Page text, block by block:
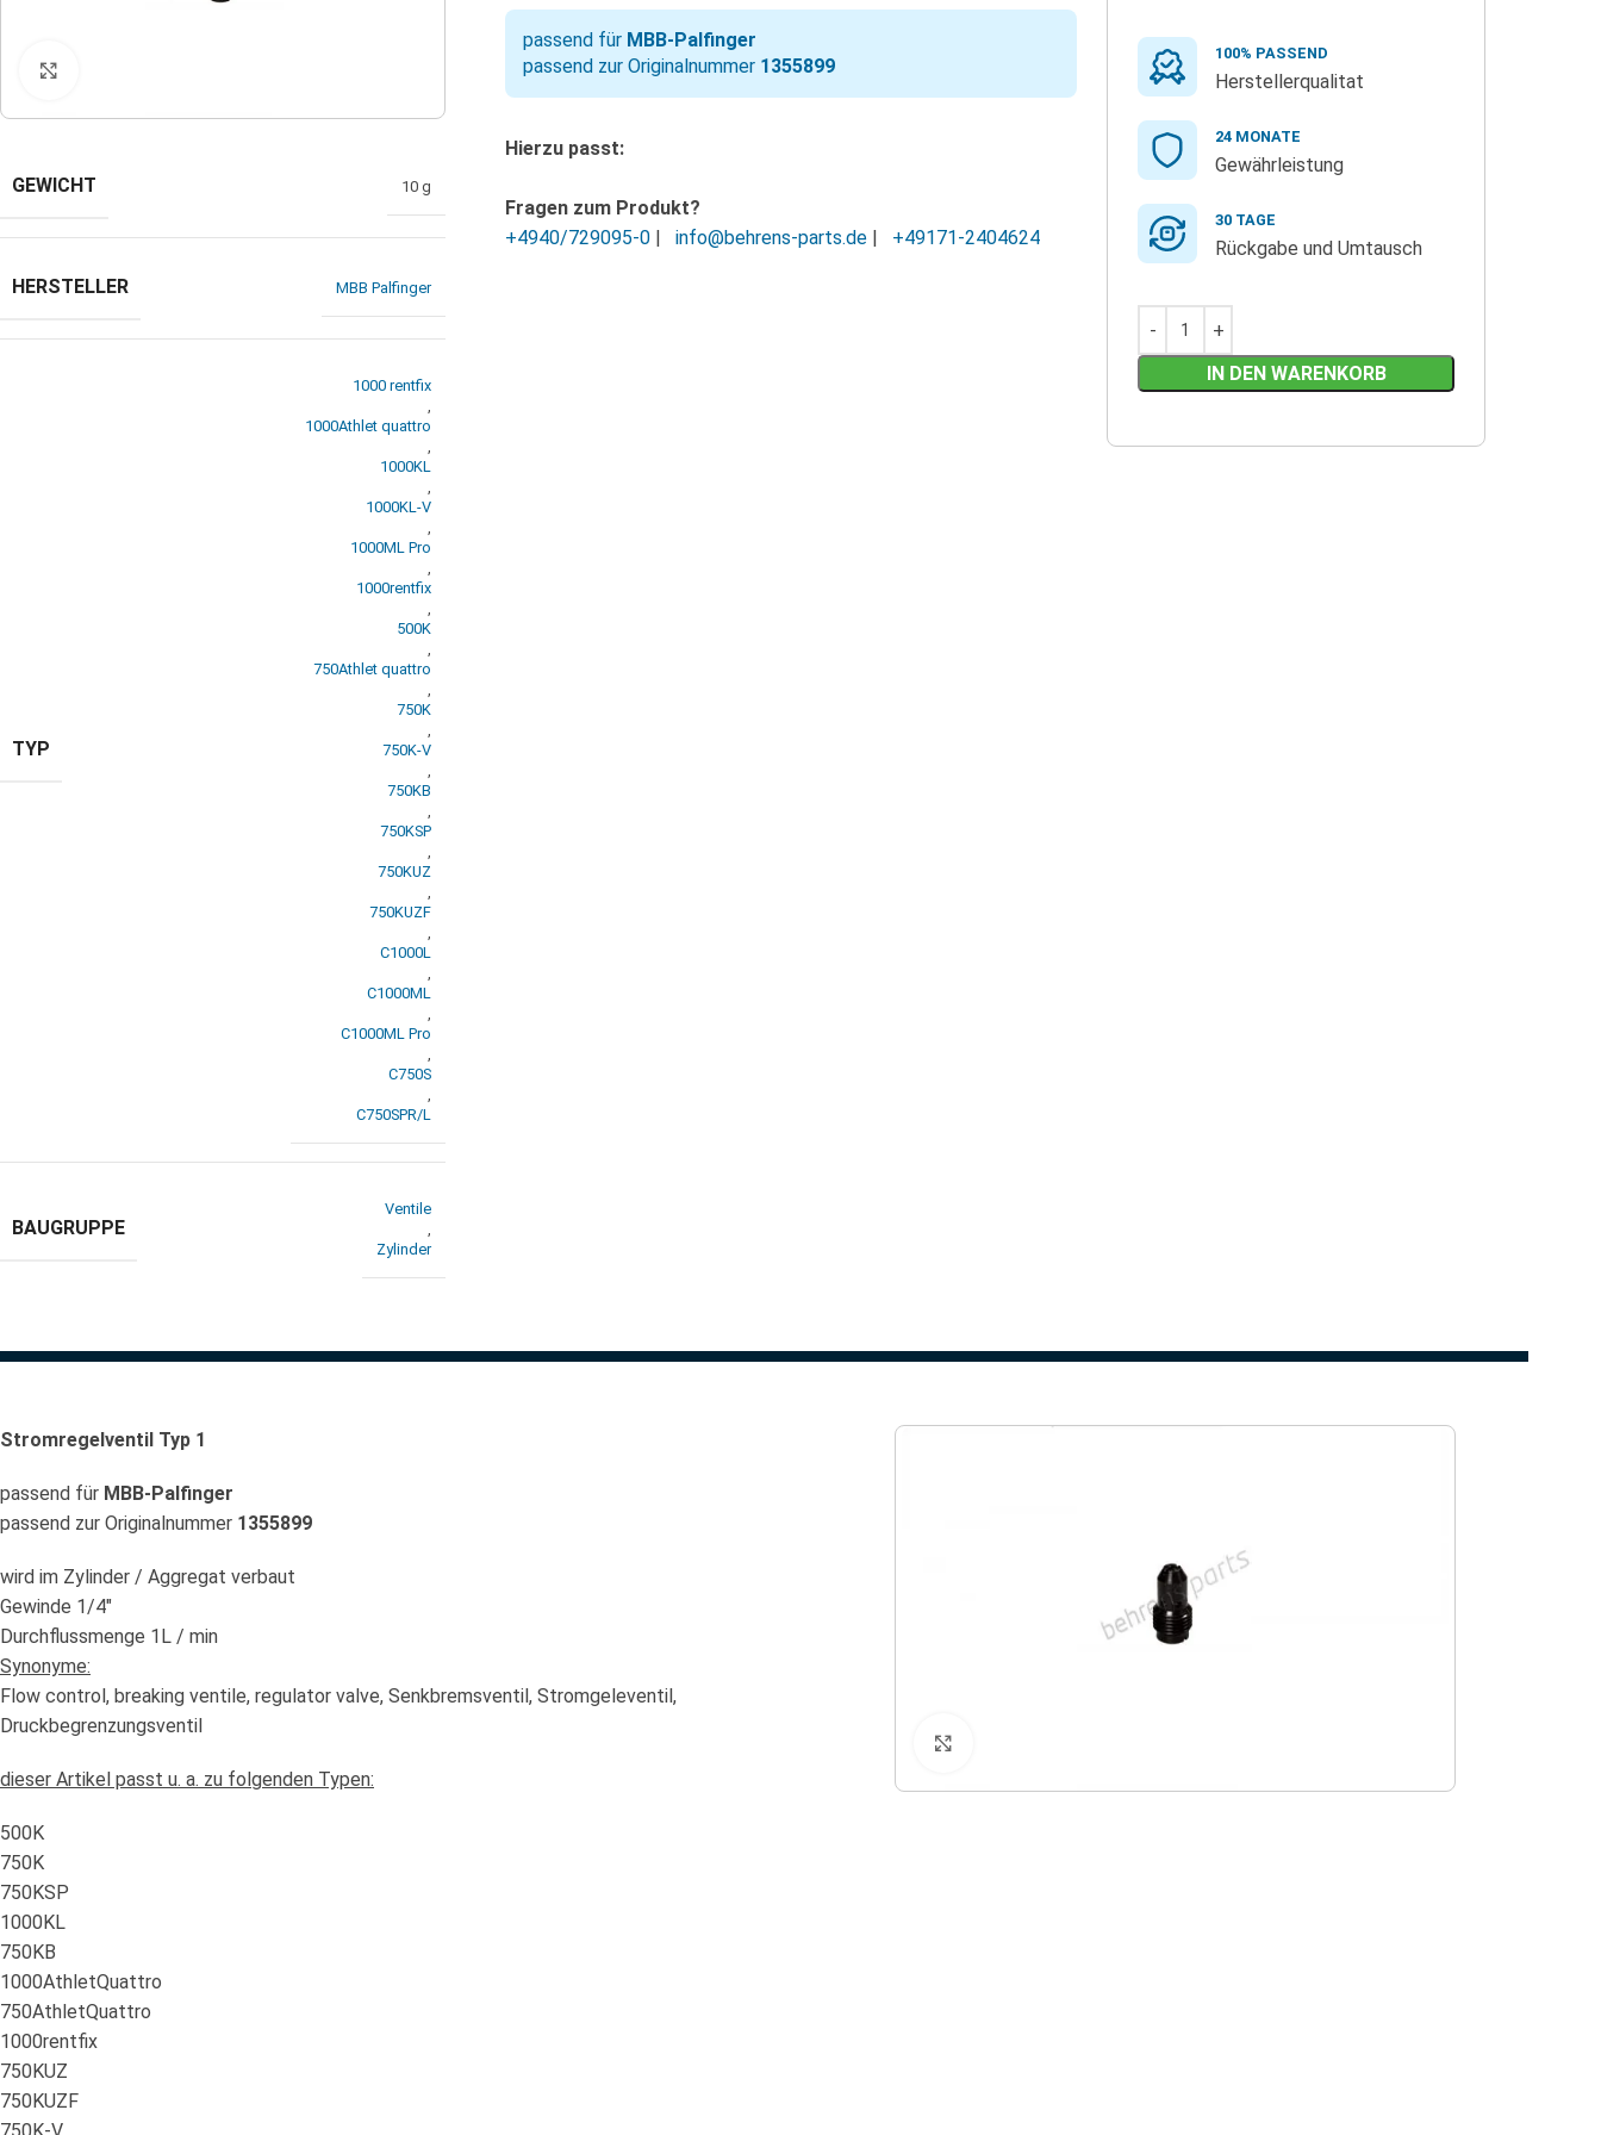
GEWICHT 10 g
HERSTELLER MBB Palfinger
TYP
1000 rentfix
,
1000Athlet quattro
,
1000KL
,
1000KL-V
,
1000ML Pro
,
1000rentfix
,
500K
,
750Athlet quattro
,
750K
,
750K-V
,
750KB
,
750KSP
,
750KUZ
,
750KUZF
,
C1000L
,
C1000ML
,
C1000ML Pro
,
C750S
,
C750SPR/L
BAUGRUPPE
Ventile
,
Zylinder
passend für MBB-Palfinger
passend zur Originalnummer 1355899
Hierzu passt:
Fragen zum Produkt?
+4940/729095-0 | info@behrens-parts.de | +49171-2404624
100% PASSEND
Herstellerqualitat
24 MONATE
Gewährleistung
30 TAGE
Rückgabe und Umtausch
IN DEN WARENKORB
Stromregelventil Typ 1
passend für MBB-Palfinger
passend zur Originalnummer 1355899
wird im Zylinder / Aggregat verbaut
Gewinde 1/4″
Durchflussmenge 1L / min
Synonyme:
Flow control, breaking ventile, regulator valve, Senkbremsventil, Stromgeleventil,
Druckbegrenzungsventil
dieser Artikel passt u. a. zu folgenden Typen:
500K
750K
750KSP
1000KL
750KB
1000AthletQuattro
750AthletQuattro
1000rentfix
750KUZ
750KUZF